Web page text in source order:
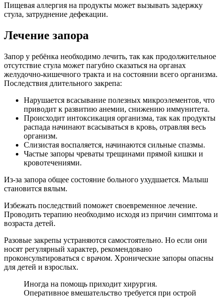
Пищевая аллергия на продукты может вызывать задержку
стула, затруднение дефекации.
Лечение запора
Запор у ребёнка необходимо лечить, так как продолжительное
отсутствие стула может пагубно сказаться на органах
желудочно-кишечного тракта и на состоянии всего организма.
Последствия длительного закрепа:
Нарушается всасывание полезных микроэлементов, что
приводит к развитию анемии, снижению иммунитета.
Происходит интоксикация организма, так как продукты
распада начинают всасываться в кровь, отравляя весь
организм.
Слизистая воспаляется, начинаются сильные спазмы.
Частые запоры чреваты трещинами прямой кишки и
кровотечениями.
Из-за запора общее состояние больного ухудшается. Малыш
становится вялым.
Избежать последствий поможет своевременное лечение.
Проводить терапию необходимо исходя из причин симптома и
возраста детей.
Разовые закрепы устраняются самостоятельно. Но если они
носят регулярный характер, рекомендовано
проконсультироваться с врачом. Хронические запоры опасны
для детей и взрослых.
Иногда на помощь приходит хирургия.
Оперативное вмешательство требуется при острой